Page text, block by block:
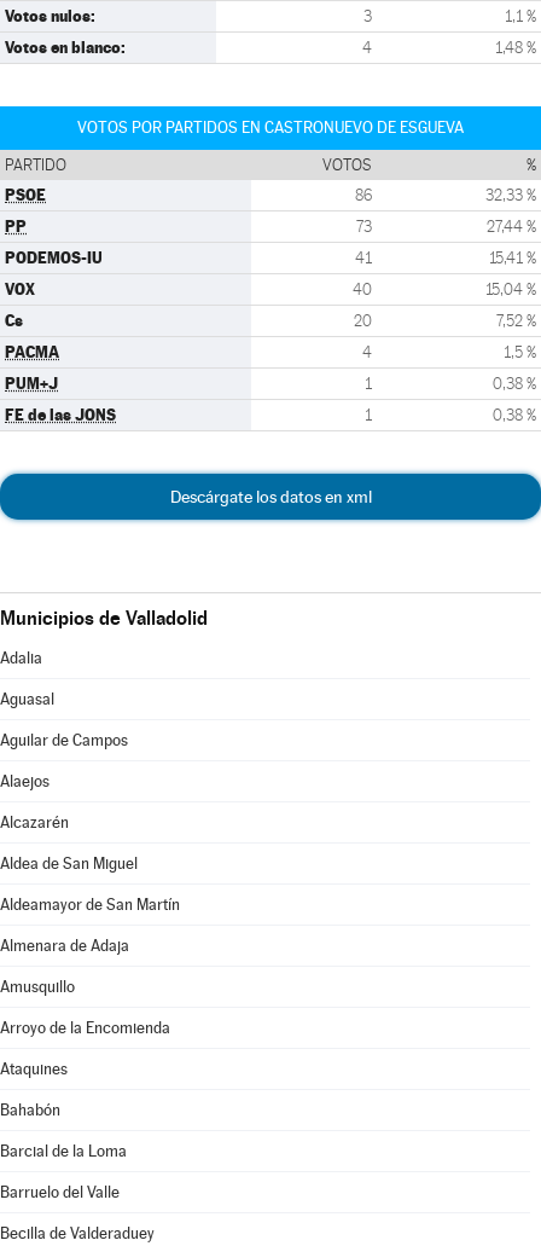
Votos nulos: 3 1,1 %
Votos en blanco: 4 1,48 %
VOTOS POR PARTIDOS EN CASTRONUEVO DE ESGUEVA
PARTIDO VOTOS %
PSOE 86 32,33 %
PP 73 27,44 %
PODEMOS-IU 41 15,41 %
VOX 40 15,04 %
Cs 20 7,52 %
PACMA 4 1,5 %
PUM+J 1 0,38 %
FE de las JONS 1 0,38 %
Descárgate los datos en xml
Municipios de Valladolid
Adalia
Aguasal
Aguilar de Campos
Alaejos
Alcazarén
Aldea de San Miguel
Aldeamayor de San Martín
Almenara de Adaja
Amusquillo
Arroyo de la Encomienda
Ataquines
Bahabón
Barcial de la Loma
Barruelo del Valle
Becilla de Valderaduey